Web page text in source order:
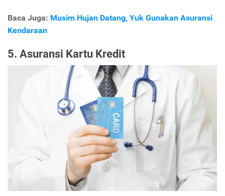
Baca Juga: Musim Hujan Datang, Yuk Gunakan Asuransi
Kendaraan
5. Asuransi Kartu Kredit